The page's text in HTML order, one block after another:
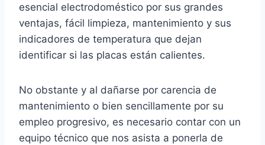
esencial electrodoméstico por sus grandes
ventajas, fácil limpieza, mantenimiento y sus
indicadores de temperatura que dejan
identificar si las placas están calientes.
No obstante y al dañarse por carencia de
mantenimiento o bien sencillamente por su
empleo progresivo, es necesario contar con un
equipo técnico que nos asista a ponerla de